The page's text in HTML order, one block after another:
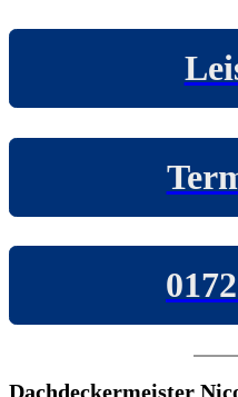
Dachdeckermeister